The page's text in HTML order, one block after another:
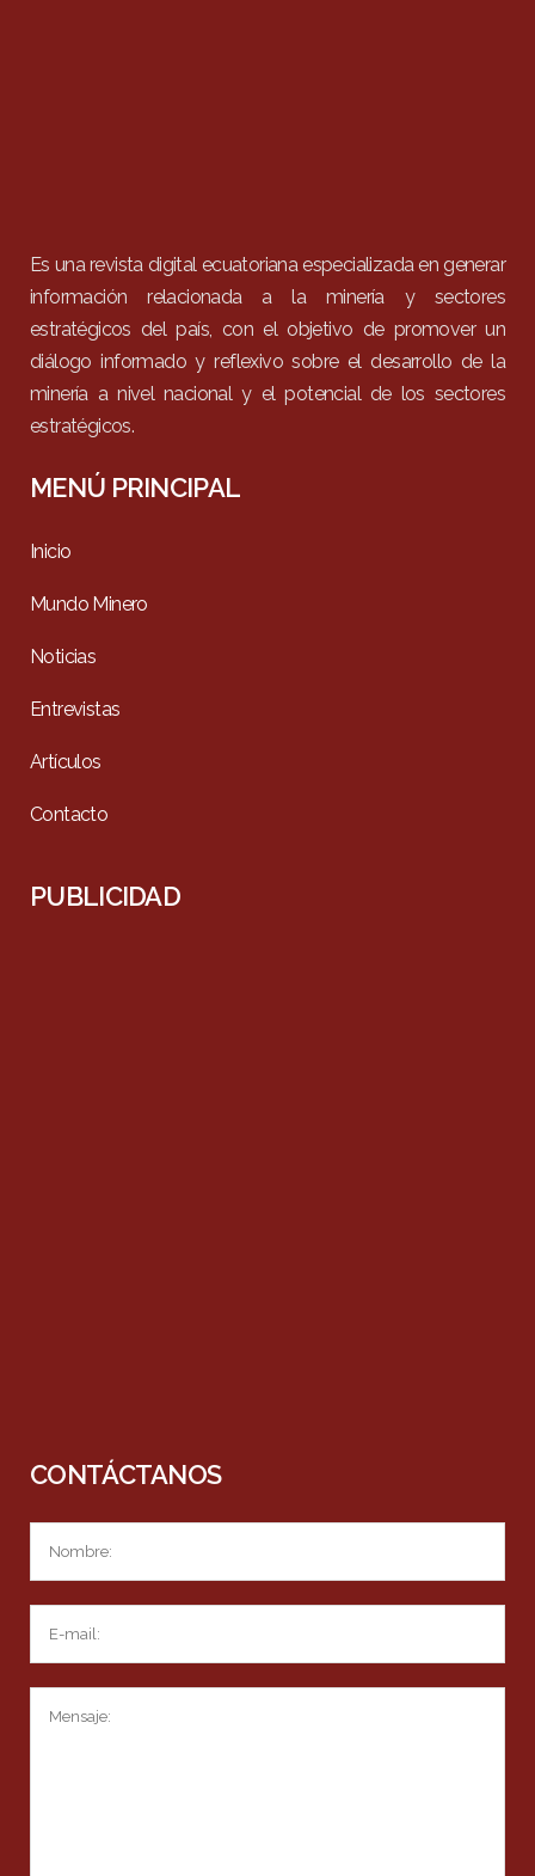
Es una revista digital ecuatoriana especializada en generar
información relacionada a la minería y sectores
estratégicos del país, con el objetivo de promover un
diálogo informado y reflexivo sobre el desarrollo de la
minería a nivel nacional y el potencial de los sectores
estratégicos.
MENÚ PRINCIPAL
Inicio
Mundo Minero
Noticias
Entrevistas
Artículos
Contacto
PUBLICIDAD
CONTÁCTANOS